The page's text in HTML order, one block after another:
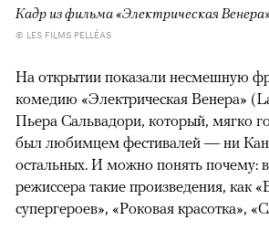
Кадр из фильма «Электрическая
© LES FILMS PELLÉAS
На открытии показали несмешную
комедию «Электрическая Венера»
Пьера Сальвадори, который, мягко
был любимцем фестивалей — ни
остальных. И можно понять почему: в
режиссера такие произведения, как
супергероев», «Роковая красотка»,